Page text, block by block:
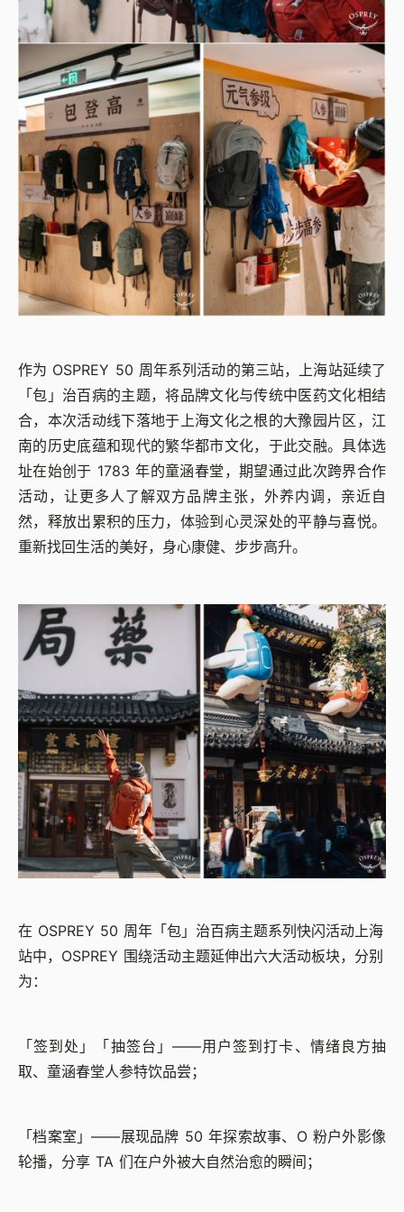
作为 OSPREY 50 周年系列活动的第三站，上海站延续了
「包」治百病的主题，将品牌文化与传统中医药文化相结
合，本次活动线下落地于上海文化之根的大豫园片区，江
南的历史底蕴和现代的繁华都市文化，于此交融。具体选
址在始创于 1783 年的童涵春堂，期望通过此次跨界合作
活动，让更多⼈了解双⽅品牌主张，外养内调，亲近⾃
然，释放出累积的压⼒，体验到⼼灵深处的平静与喜悦。
重新找回⽣活的美好，身⼼康健、步步⾼升。
在 OSPREY 50 周年「包」治百病主题系列快闪活动上海
站中，OSPREY 围绕活动主题延伸出六大活动板块，分别
为：
「签到处」「抽签台」——用户签到打卡、情绪良方抽
取、童涵春堂人参特饮品尝；
「档案室」——展现品牌 50 年探索故事、O 粉户外影像
轮播，分享 TA 们在户外被大自然治愈的瞬间；